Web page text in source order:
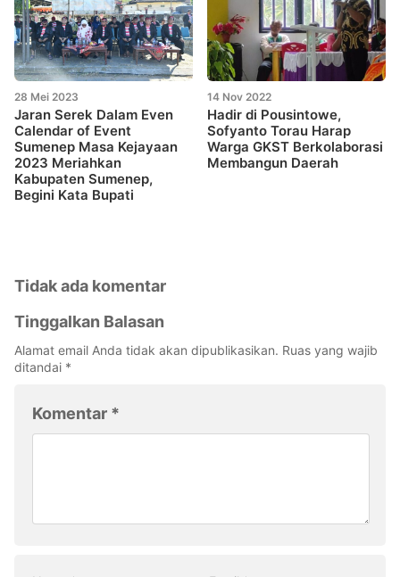
28 Mei 2023
Jaran Serek Dalam Even
Calendar of Event
Sumenep Masa Kejayaan
2023 Meriahkan
Kabupaten Sumenep,
Begini Kata Bupati
14 Nov 2022
Hadir di Pousintowe,
Sofyanto Torau Harap
Warga GKST Berkolaborasi
Membangun Daerah
Tidak ada komentar
Tinggalkan Balasan
Alamat email Anda tidak akan dipublikasikan. Ruas yang wajib
ditandai *
Komentar *